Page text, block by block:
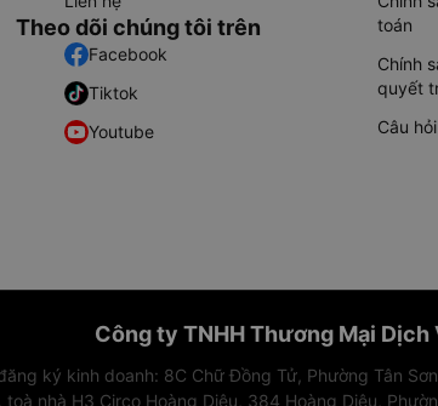
Theo dõi chúng tôi trên
Facebook
Tiktok
Youtube
toán
Chính
quyết
Câu
Công ty TNHH Thương Mại Dịch
ký kinh doanh: 8C Chữ Đồng Tử, Phường Tân
toà nhà H3 Circo Hoàng Diệu, 384 Hoàng Diệu,